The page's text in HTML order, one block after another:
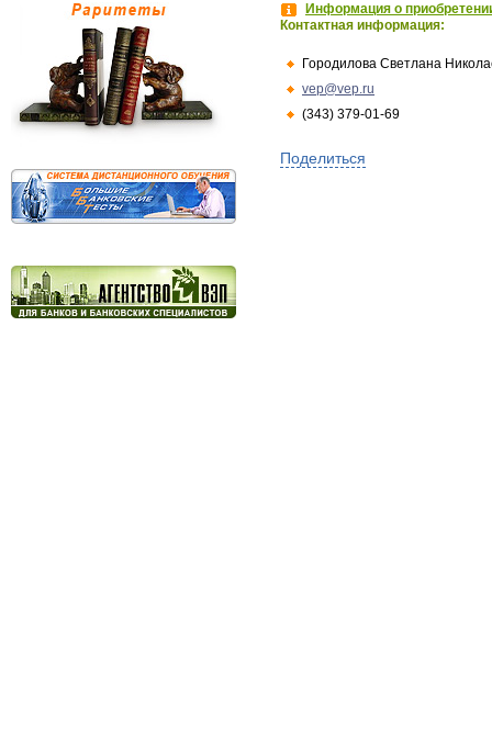
Информация о
Контактная информация:
Городилова Светлана
vep@vep.ru
(343) 379-01-69
Поделиться